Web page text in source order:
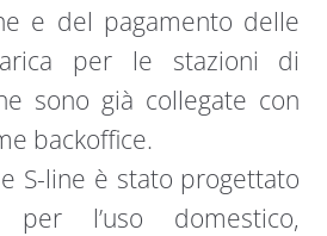
e del pagamento delle
per le stazioni di
sono già collegate con
backoffice.
S-line è stato progettato
per l’uso domestico,